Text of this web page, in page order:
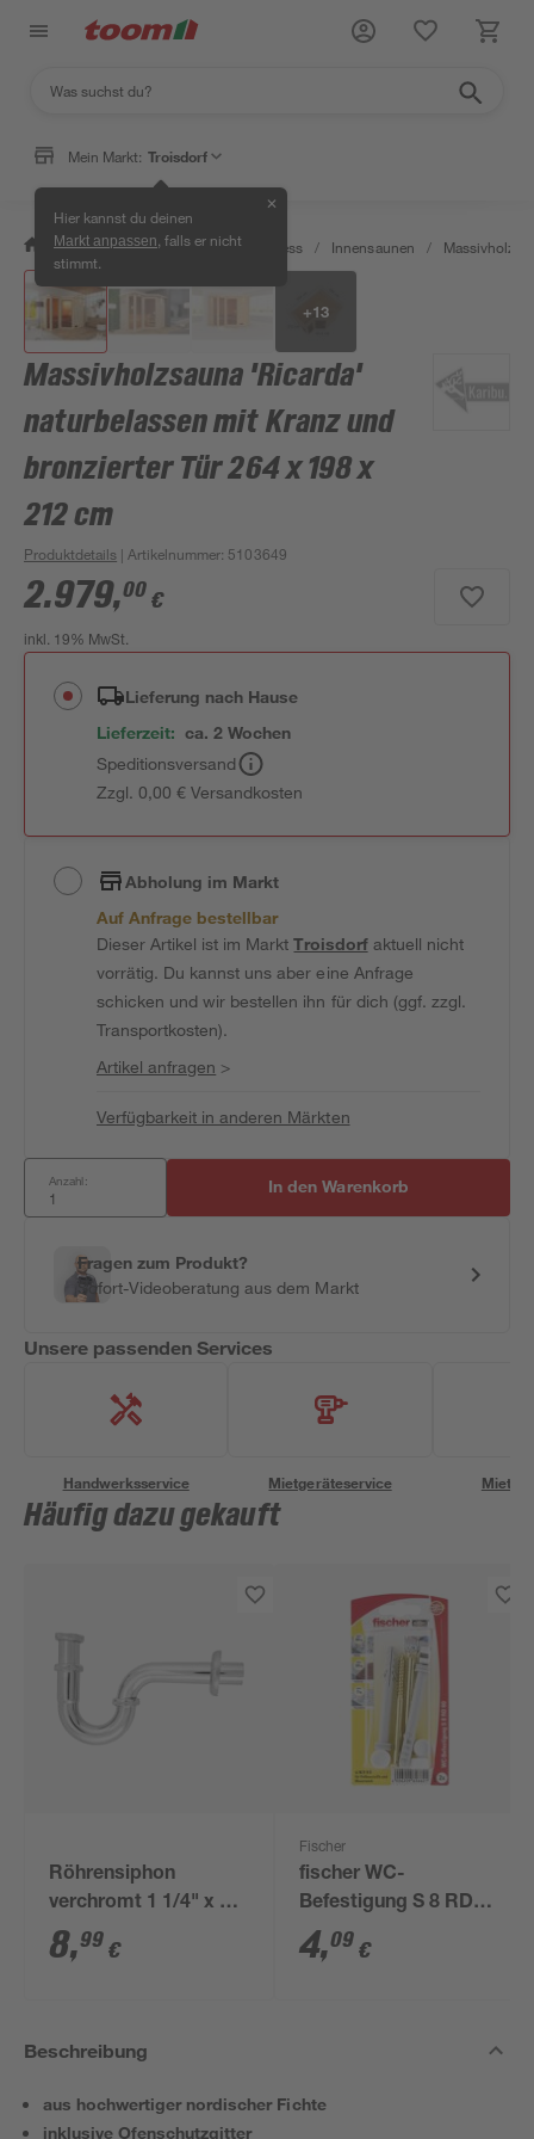
Mein Markt: Troisdorf
Hier kannst du deinen
Markt anpassen , falls er nicht
stimmt.
✕
/ Bad & Sanitär / Sauna & Wellness / Innensaunen /
+13
Massivholzsauna 'Ricarda'
naturbelassen mit Kranz und
bronzierter Tür 264 x 198 x
212 cm
Produktdetails | Artikelnummer: 5103649
2.979,00 €
inkl. 19% MwSt.
Lieferung nach Hause
Lieferzeit: ca. 2 Wochen
Speditionsversand
Zzgl. 0,00 € Versandkosten
Abholung im Markt
Auf Anfrage bestellbar
Dieser Artikel ist im MarktTroisdorfaktuell nicht
vorrätig. Du kannst uns aber eine Anfrage
schicken und wir bestellen ihn für dich (ggf. zzgl.
Transportkosten).
Artikel anfragen >
Verfügbarkeit in anderen Märkten
Anzahl: In den Warenkorb
Fragen zum Produkt?
Sofort-Videoberatung aus dem Markt
Unsere passenden Services
Handwerksservice Mietgeräteservice
Häufig dazu gekauft
Röhrensiphon
verchromt 1 1/4" x 32
mm
8,99 €
Fischer
fischer WC-
Befestigung S 8 RD
80 2 Stück
4,09 €
Beschreibung
aus hochwertiger nordischer Fichte
inklusive Ofenschutzgitter